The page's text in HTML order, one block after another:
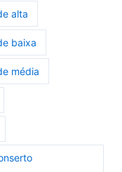
alta
baixa
média